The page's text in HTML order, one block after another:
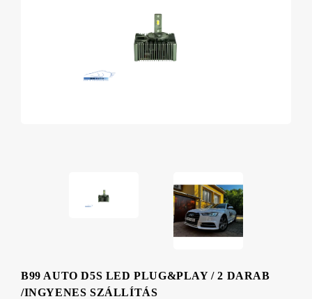
B99 AUTO D5S LED PLUG&PLAY / 2 DARAB
/INGYENES SZÁLLÍTÁS